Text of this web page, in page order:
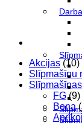
Akcijas (10)
Slīpmašīnu
FG (9)
Bona